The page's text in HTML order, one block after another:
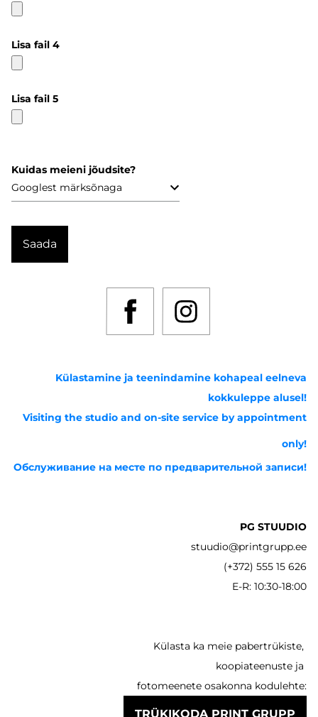
Lisa fail 4
Lisa fail 5
Kuidas meieni jõudsite?
Külastamine ja teenindamine kohapeal eelneva
kokkuleppe alusel!
Visiting the studio and on-site service by appointment
only!
Обслуживание на месте по предварительной записи!
PG STUUDIO
stuudio@printgrupp.ee
(+372) 555 15 626
E-R: 10:30-18:00
Külasta ka meie pabertrükiste,
koopiateenuste ja
fotomeenete osakonna kodulehte:
TRÜKIKODA PRINT GRUPP